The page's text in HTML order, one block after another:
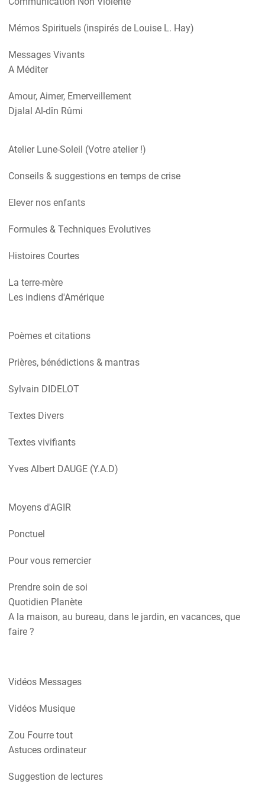
Mémos Spirituels (inspirés de Louise L. Hay)
Messages Vivants
A Méditer
Amour, Aimer, Emerveillement
Djalal Al-dîn Rûmi
Atelier Lune-Soleil (Votre atelier !)
Conseils & suggestions en temps de crise
Elever nos enfants
Formules & Techniques Evolutives
Histoires Courtes
La terre-mère
Les indiens d'Amérique
Poèmes et citations
Prières, bénédictions & mantras
Sylvain DIDELOT
Textes Divers
Textes vivifiants
Yves Albert DAUGE (Y.A.D)
Moyens d'AGIR
Ponctuel
Pour vous remercier
Prendre soin de soi
Quotidien Planète
A la maison, au bureau, dans le jardin, en vacances, que
faire ?
Vidéos Messages
Vidéos Musique
Zou Fourre tout
Astuces ordinateur
Suggestion de lectures